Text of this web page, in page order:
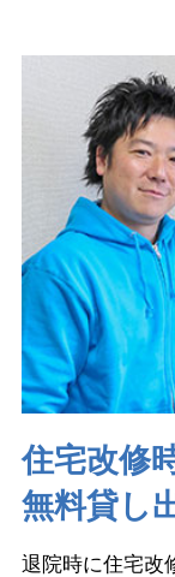
住宅改修
無料貸し
退院時に住宅改